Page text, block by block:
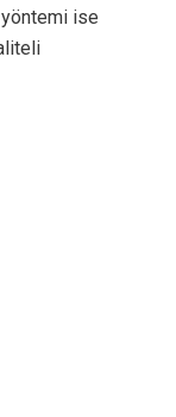
ise